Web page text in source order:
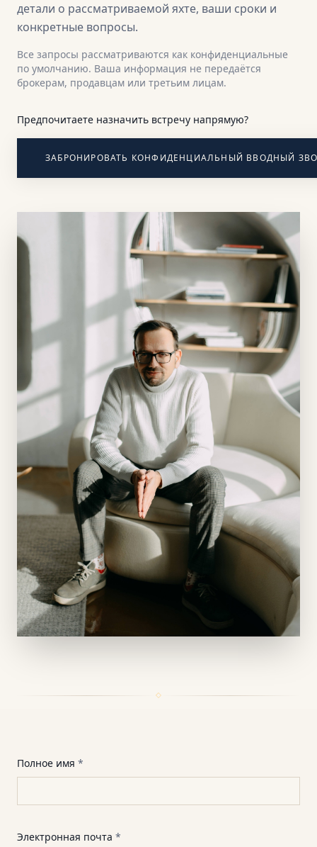
детали о рассматриваемой яхте, ваши сроки и
конкретные вопросы.
Все запросы рассматриваются как конфиденциальные
по умолчанию. Ваша информация не передаётся
брокерам, продавцам или третьим лицам.
Предпочитаете назначить встречу напрямую?
ЗАБРОНИРОВАТЬ КОНФИДЕНЦИАЛЬНЫЙ ВВОДНЫЙ
Полное имя *
Электронная почта *